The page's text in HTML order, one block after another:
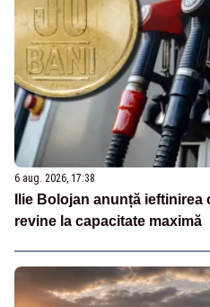
6 aug. 2026, 17:38
Ilie Bolojan anunță
revine la capacitate maximă